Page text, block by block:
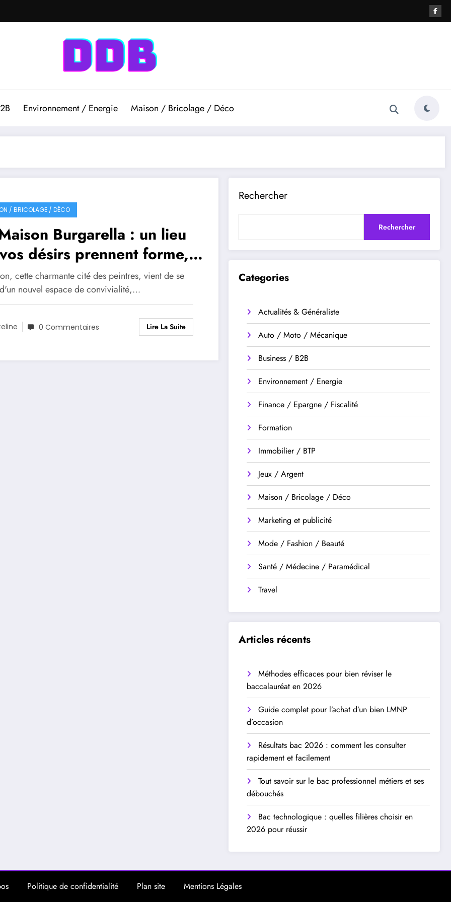
Environnement / Energie Maison / Bricolage / Déco
/ BRICOLAGE / DÉCO
Burgarella : un lieu
désirs prennent forme,
gîte et hôtel à Espalion
cette charmante cité des peintres, vient de se
nouvel espace de convivialité,…
0 Commentaires Lire La Suite
Rechercher
Rechercher
Categories
Actualités & Généraliste
Auto / Moto / Mécanique
Business / B2B
Environnement / Energie
Finance / Epargne / Fiscalité
Formation
Immobilier / BTP
Jeux / Argent
Maison / Bricolage / Déco
Marketing et publicité
Mode / Fashion / Beauté
Santé / Médecine / Paramédical
Travel
Articles récents
Méthodes efficaces pour bien réviser le
baccalauréat en 2026
Guide complet pour l’achat d’un bien LMNP
d’occasion
Résultats bac 2026 : comment les consulter
rapidement et facilement
Tout savoir sur le bac professionnel métiers et ses
débouchés
Bac technologique : quelles filières choisir en
2026 pour réussir
Politique de confidentialité Plan site Mentions Légales